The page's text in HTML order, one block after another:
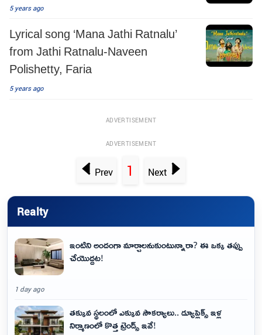
5 years ago
Lyrical song ‘Mana Jathi Ratnalu’
from Jathi Ratnalu-Naveen
Polishetty, Faria
5 years ago
ADVERTISEMENT
ADVERTISEMENT
Prev 1 Next
Realty
ఇంటిని అందంగా మార్చాలనుకుంటున్నారా? ఈ ఒక్క తప్పు
చేయొద్దట!
1 day ago
తక్కువ స్థలంలో ఎక్కువ సౌకర్యాలు.. డ్యూప్లెక్స్ ఇళ్ల
నిర్మాణంలో కొత్త ట్రెండ్స్ ఇవే!